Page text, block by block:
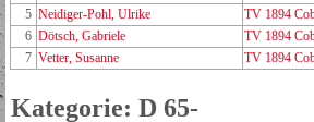
5 Neidiger-Pohl, Ulrike TV 1894
6 Dötsch, Gabriele TV 1894
7 Vetter, Susanne TV 1894
Kategorie: D 65-